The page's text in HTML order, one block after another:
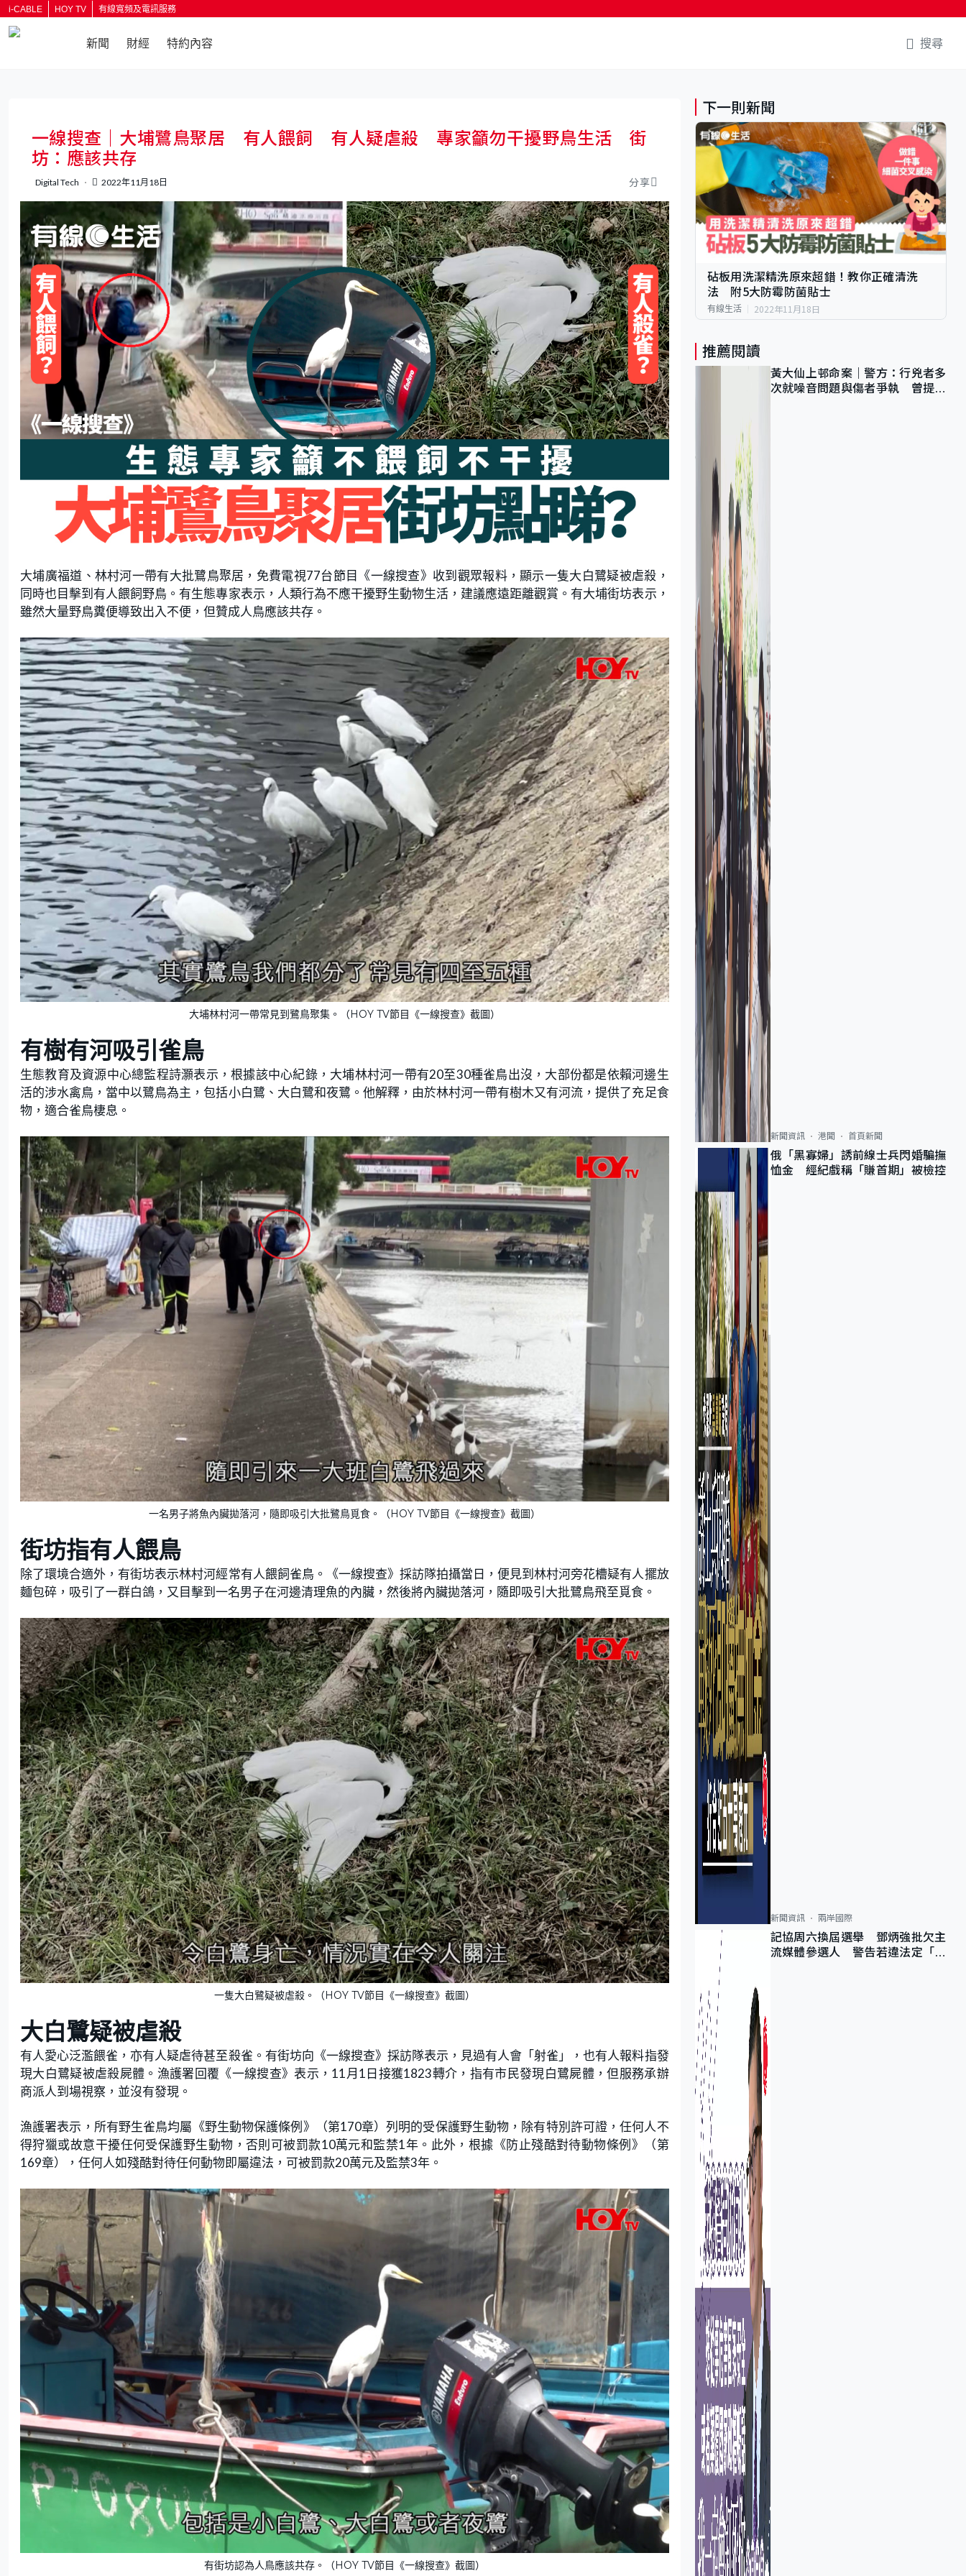
i-CABLE HOY TV 有線寬頻及電訊服務
新聞 財經 特約內容 搜尋
一線搜查｜大埔鷺鳥聚居 有人餵飼 有人疑虐殺 專家籲勿干擾野鳥生活 街
坊：應該共存
Digital Tech 2022年11月18日 分享
大埔廣福道、林村河一帶有大批鷺鳥聚居，免費電視77台節目《一線搜查》收到觀眾報料，顯示一隻大白鷺疑被虐殺，
同時也目擊到有人餵飼野鳥。有生態專家表示，人類行為不應干擾野生動物生活，建議應遠距離觀賞。有大埔街坊表示，
雖然大量野鳥糞便導致出入不便，但贊成人鳥應該共存。
大埔林村河一帶常見到鷺鳥聚集。（HOY TV節目《一線搜查》截圖）
有樹有河吸引雀鳥
生態教育及資源中心總監程詩灝表示，根據該中心紀錄，大埔林村河一帶有20至30種雀鳥出沒，大部份都是依賴河邊生
活的涉水禽鳥，當中以鷺鳥為主，包括小白鷺、大白鷺和夜鷺。他解釋，由於林村河一帶有樹木又有河流，提供了充足食
物，適合雀鳥棲息。
一名男子將魚內臟拋落河，隨即吸引大批鷺鳥覓食。（HOY TV節目《一線搜查》截圖）
街坊指有人餵鳥
除了環境合適外，有街坊表示林村河經常有人餵飼雀鳥。《一線搜查》採訪隊拍攝當日，便見到林村河旁花槽疑有人擺放
麵包碎，吸引了一群白鴿，又目擊到一名男子在河邊清理魚的內臟，然後將內臟拋落河，隨即吸引大批鷺鳥飛至覓食。
一隻大白鷺疑被虐殺。（HOY TV節目《一線搜查》截圖）
大白鷺疑被虐殺
有人愛心泛濫餵雀，亦有人疑虐待甚至殺雀。有街坊向《一線搜查》採訪隊表示，見過有人會「射雀」，也有人報料指發
現大白鷺疑被虐殺屍體。漁護署回覆《一線搜查》表示，11月1日接獲1823轉介，指有市民發現白鷺屍體，但服務承辦
商派人到場視察，並沒有發現。
漁護署表示，所有野生雀鳥均屬《野生動物保護條例》（第170章）列明的受保護野生動物，除有特別許可證，任何人不
得狩獵或故意干擾任何受保護野生動物，否則可被罰款10萬元和監禁1年。此外，根據《防止殘酷對待動物條例》（第
169章），任何人如殘酷對待任何動物即屬違法，可被罰款20萬元及監禁3年。
有街坊認為人鳥應該共存。（HOY TV節目《一線搜查》截圖）
下一則新聞
砧板用洗潔精洗原來超錯！教你正確清洗
法 附5大防霉防菌貼士
有線生活 2022年11月18日
推薦閱讀
黃大仙上邨命案｜警方：行兇者多
次就噪音問題與傷者爭執 曾提出
新聞資訊 港聞 首頁新聞
俄「黑寡婦」誘前線士兵閃婚騙撫
恤金 經紀戲稱「賺首期」被檢控
新聞資訊 兩岸國際
記協周六換屆選舉 鄧炳強批欠主
流媒體參選人 警告若違法定「釘